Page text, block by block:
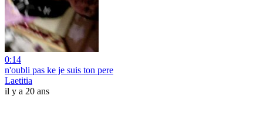
0:14
n'oubli pas ke je suis ton pere
Laetitia
il y a 20 ans